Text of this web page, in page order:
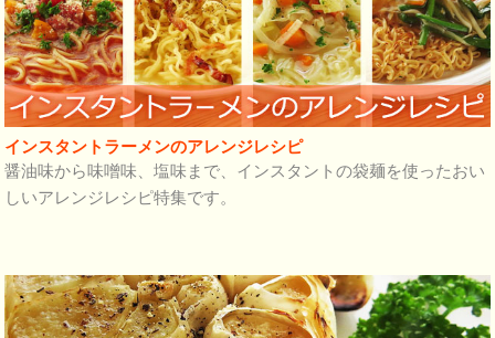
インスタントラーメンのアレンジレシピ
醤油味から味噌味、塩味まで、インスタントの袋麺を使ったおい
しいアレンジレシピ特集です。